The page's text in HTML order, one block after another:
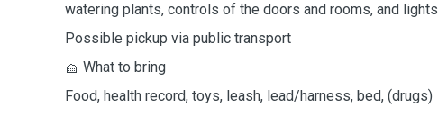
watering plants, controls of the doors and rooms, and lights
Possible pickup via public transport
🧺 What to bring
Food, health record, toys, leash, lead/harness, bed, (drugs)